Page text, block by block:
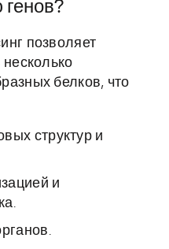
позволяет
белков, что
структур и
и